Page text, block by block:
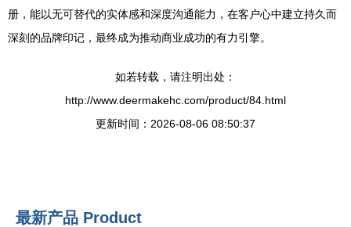
册，能以无可替代的实体感和深度沟通能力，在客户心中建立持久而
深刻的品牌印记，最终成为推动商业成功的有力引擎。
如若转载，请注明出处：
http://www.deermakehc.com/product/84.html
更新时间：2026-08-06 08:50:37
最新产品 Product